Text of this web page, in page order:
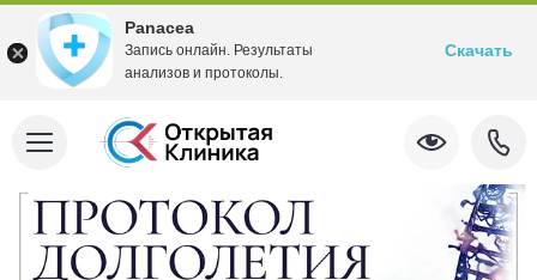
Panacea
Запись онлайн. Результаты
анализов и протоколы.
Скачать